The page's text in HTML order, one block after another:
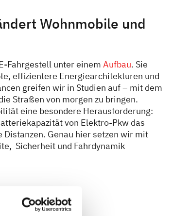
Wohnmobile und
Fahrgestell unter einem Aufbau. Sie
effizientere Energiearchitekturen und
greifen wir in Studien auf – mit dem
Straßen von morgen zu bringen.
eine besondere Herausforderung:
von Elektro-Pkw das
Distanzen. Genau hier setzen wir mit
Sicherheit und Fahrdynamik